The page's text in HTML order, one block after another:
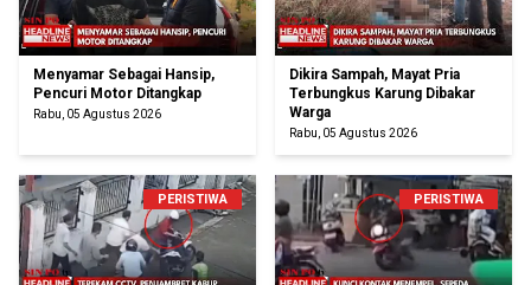
Menyamar Sebagai Hansip,
Pencuri Motor Ditangkap
Rabu, 05 Agustus 2026
Dikira Sampah, Mayat Pria
Terbungkus Karung Dibakar
Warga
Rabu, 05 Agustus 2026
PERISTIWA PERISTIWA